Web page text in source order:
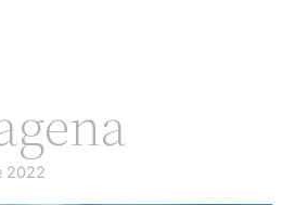
2022